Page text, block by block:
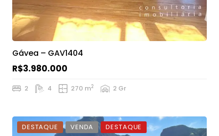
Gávea – GAV1404
R$3.980.000
2 4 270 m2 2 Gr
DESTAQUE VENDA DESTAQUE